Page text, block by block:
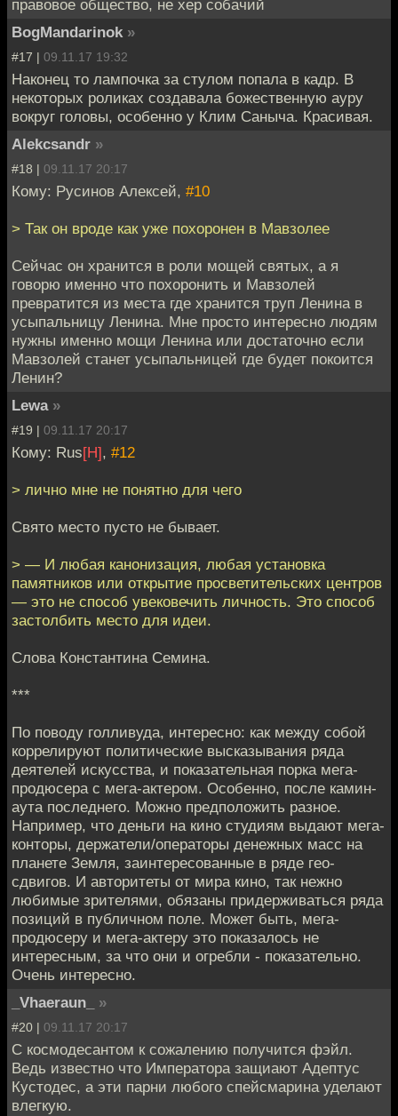
правовое общество, не хер собачий
BogMandarinok »
#17 | 09.11.17 19:32
Наконец то лампочка за стулом попала в кадр. В
некоторых роликах создавала божественную ауру
вокруг головы, особенно у Клим Саныча. Красивая.
Alekcsandr »
#18 | 09.11.17 20:17
Кому: Русинов Алексей, #10
> Так он вроде как уже похоронен в Мавзолее
Сейчас он хранится в роли мощей святых, а я
говорю именно что похоронить и Мавзолей
превратится из места где хранится труп Ленина в
усыпальницу Ленина. Мне просто интересно людям
нужны именно мощи Ленина или достаточно если
Мавзолей станет усыпальницей где будет покоится
Ленин?
Lewa »
#19 | 09.11.17 20:17
Кому: Rus[H], #12
> лично мне не понятно для чего
Свято место пусто не бывает.
> — И любая канонизация, любая установка
памятников или открытие просветительских центров
— это не способ увековечить личность. Это способ
застолбить место для идеи.
Слова Константина Семина.
***
По поводу голливуда, интересно: как между собой
коррелируют политические высказывания ряда
деятелей искусства, и показательная порка мега-
продюсера с мега-актером. Особенно, после камин-
аута последнего. Можно предположить разное.
Например, что деньги на кино студиям выдают мега-
конторы, держатели/операторы денежных масс на
планете Земля, заинтересованные в ряде гео-
сдвигов. И авторитеты от мира кино, так нежно
любимые зрителями, обязаны придерживаться ряда
позиций в публичном поле. Может быть, мега-
продюсеру и мега-актеру это показалось не
интересным, за что они и огребли - показательно.
Очень интересно.
_Vhaeraun_
»
#20 | 09.11.17 20:17
С космодесантом к сожалению получится фэйл.
Ведь известно что Императора защиают Адептус
Кустодес, а эти парни любого спейсмарина уделают
влегкую.